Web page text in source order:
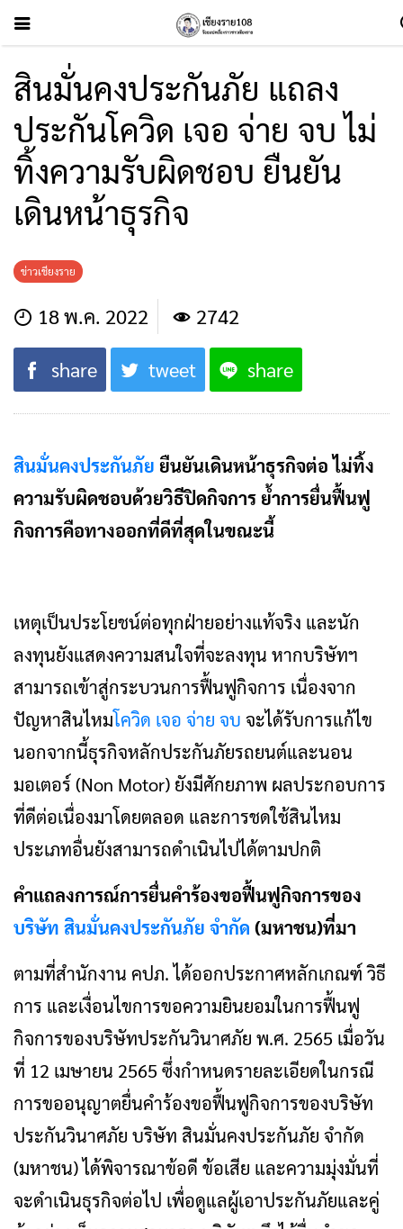
สินมั่นคงประกันภัย แถลง
ประกันโควิด เจอ จ่าย จบ ไม่
ทิ้งความรับผิดชอบ ยืนยัน
เดินหน้าธุรกิจ
ข่าวเชียงราย
18 พ.ค. 2022 2742
share tweet share
สินมั่นคงประกันภัย ยืนยันเดินหน้าธุรกิจต่อ ไม่ทิ้ง
ความรับผิดชอบด้วยวิธีปิดกิจการ ย้ำการยื่นฟื้นฟู
กิจการคือทางออกที่ดีที่สุดในขณะนี้
เหตุเป็นประโยชน์ต่อทุกฝ่ายอย่างแท้จริง และนัก
ลงทุนยังแสดงความสนใจที่จะลงทุน หากบริษัทฯ
สามารถเข้าสู่กระบวนการฟื้นฟูกิจการ เนื่องจาก
ปัญหาสินไหมโควิด เจอ จ่าย จบ จะได้รับการแก้ไข
นอกจากนี้ธุรกิจหลักประกันภัยรถยนต์และนอน
มอเตอร์ (Non Motor) ยังมีศักยภาพ ผลประกอบการ
ที่ดีต่อเนื่องมาโดยตลอด และการชดใช้สินไหม
ประเภทอื่นยังสามารถดำเนินไปได้ตามปกติ
คำแถลงการณ์การยื่นคำร้องขอฟื้นฟูกิจการของ
บริษัท สินมั่นคงประกันภัย จำกัด (มหาชน)ที่มา
ตามที่สำนักงาน คปภ. ได้ออกประกาศหลักเกณฑ์ วิธี
การ และเงื่อนไขการขอความยินยอมในการฟื้นฟู
กิจการของบริษัทประกันวินาศภัย พ.ศ. 2565 เมื่อวัน
ที่ 12 เมษายน 2565 ซึ่งกำหนดรายละเอียดในกรณี
การขออนุญาตยื่นคำร้องขอฟื้นฟูกิจการของบริษัท
ประกันวินาศภัย บริษัท สินมั่นคงประกันภัย จำกัด
(มหาชน) ได้พิจารณาข้อดี ข้อเสีย และความมุ่งมั่นที่
จะดำเนินธุรกิจต่อไป เพื่อดูแลผู้เอาประกันภัยและคู่